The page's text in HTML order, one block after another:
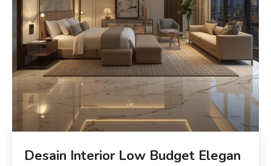
Desain Interior Low Budget Elegan